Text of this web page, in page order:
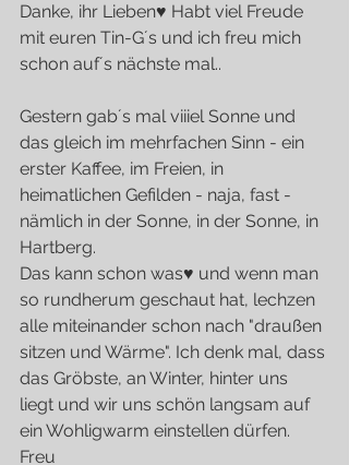
Danke, ihr Lieben♥ Habt viel Freude
mit euren Tin-G´s und ich freu mich
schon auf´s nächste mal..
Gestern gab´s mal viiiel Sonne und
das gleich im mehrfachen Sinn - ein
erster Kaffee, im Freien, in
heimatlichen Gefilden - naja, fast -
nämlich in der Sonne, in der Sonne, in
Hartberg.
Das kann schon was♥ und wenn man
so rundherum geschaut hat, lechzen
alle miteinander schon nach "draußen
sitzen und Wärme". Ich denk mal, dass
das Gröbste, an Winter, hinter uns
liegt und wir uns schön langsam auf
ein Wohligwarm einstellen dürfen.
Freu